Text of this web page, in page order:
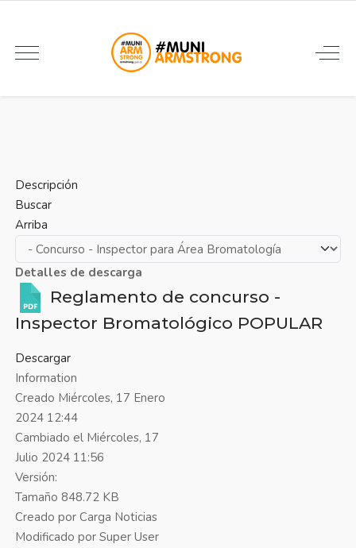
Descripción
Buscar
Arriba
Detalles de descarga
Reglamento de concurso -
Inspector Bromatológico POPULAR
Descargar
Information
Creado Miércoles, 17 Enero
2024 12:44
Cambiado el Miércoles, 17
Julio 2024 11:56
Versión:
Tamaño 848.72 KB
Creado por Carga Noticias
Modificado por Super User